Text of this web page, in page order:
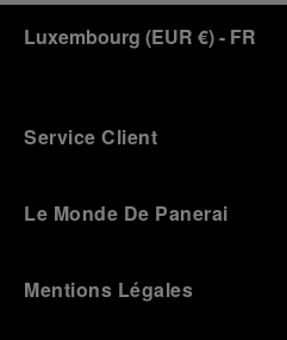
Luxembourg (EUR €)- FR
Service Client
Le Monde De Panerai
Mentions Légales